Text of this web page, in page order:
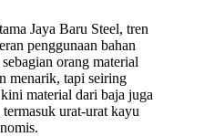
Jaya Baru Steel, tren
penggunaan bahan
orang material
menarik, tapi seiring
material dari baja juga
urat-urat kayu